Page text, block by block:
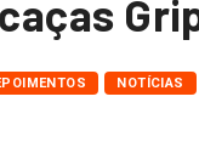
NOTÍCIAS